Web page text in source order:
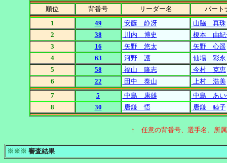
順位 背番号 リーダー名
パート
1
49 安藤 静冴
山脇 真珠
2
38 川内 博史
榎本 由紀
3
16 矢野 悠太
矢野 心遥
4
63 河野 護
仙場 彩永
5
58 福山 隆志
今村 克恵
6
22 田中 泰山
上村 浩美
7
5 中島 康雄
中島 あい
8
30 唐鎌 悟 唐鎌 睦子
↑ 任意の背番号、選手名、所
※※※ 審査結果